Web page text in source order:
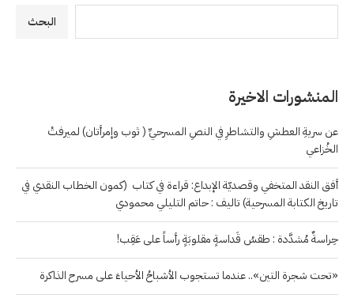
البحث
المنشورات الاخيرة
عن سريةِ العطشِ والتشاطرِ في النصِ المسرحيِّ ( ثوب وإمرأتان) لميرفتْ
الخُزاعي
أفق النقد المتخفي وقصديّة الإبداع: قراءة في كتاب (كمون الخطاب النقدي في
تاريخ الكتابة المسرحية) تاليف : حاتم التليلي محمودي
حِراسةٌ مُشدَّدة : طقسُ قَداسةٍ مقلوبَةٍ رأساً على عَقِب!
«تحت شجرة التين».. عندما تستجوب الأشباحُ الأحياءَ على مسرح الذاكرة